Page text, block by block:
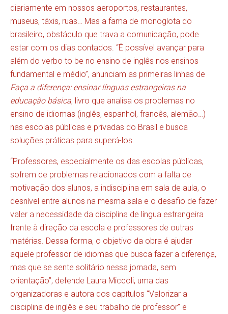
diariamente em nossos aeroportos, restaurantes,
museus, táxis, ruas… Mas a fama de monoglota do
brasileiro, obstáculo que trava a comunicação, pode
estar com os dias contados. “É possível avançar para
além do verbo to be no ensino de inglês nos ensinos
fundamental e médio”, anunciam as primeiras linhas de
Faça a diferença: ensinar línguas estrangeiras na
educação básica, livro que analisa os problemas no
ensino de idiomas (inglês, espanhol, francês, alemão…)
nas escolas públicas e privadas do Brasil e busca
soluções práticas para superá-los.
“Professores, especialmente os das escolas públicas,
sofrem de problemas relacionados com a falta de
motivação dos alunos, a indisciplina em sala de aula, o
desnível entre alunos na mesma sala e o desafio de fazer
valer a necessidade da disciplina de língua estrangeira
frente à direção da escola e professores de outras
matérias. Dessa forma, o objetivo da obra é ajudar
aquele professor de idiomas que busca fazer a diferença,
mas que se sente solitário nessa jornada, sem
orientação”, defende Laura Miccoli, uma das
organizadoras e autora dos capítulos “Valorizar a
disciplina de inglês e seu trabalho de professor” e